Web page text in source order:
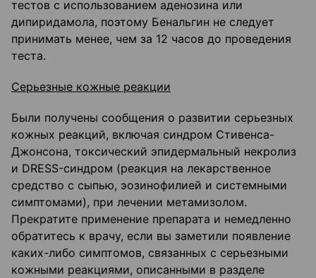
тестов с использованием аденозина или
дипиридамола, поэтому Бенальгин не следует
принимать менее, чем за 12 часов до проведения
теста.
Серьезные кожные реакции
Были получены сообщения о развитии серьезных
кожных реакций, включая синдром Стивенса-
Джонсона, токсический эпидермальный некролиз
и DRESS-синдром (реакция на лекарственное
средство с сыпью, эозинофилией и системными
симптомами), при лечении метамизолом.
Прекратите применение препарата и немедленно
обратитесь к врачу, если вы заметили появление
каких-либо симптомов, связанных с серьезными
кожными реакциями, описанными в разделе